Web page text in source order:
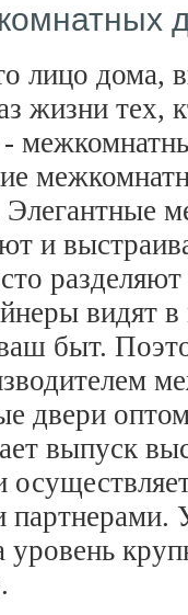
лицо дома,
жизни тех,
и
разделяют
видят в
быт.
двери
выпуск
уровень